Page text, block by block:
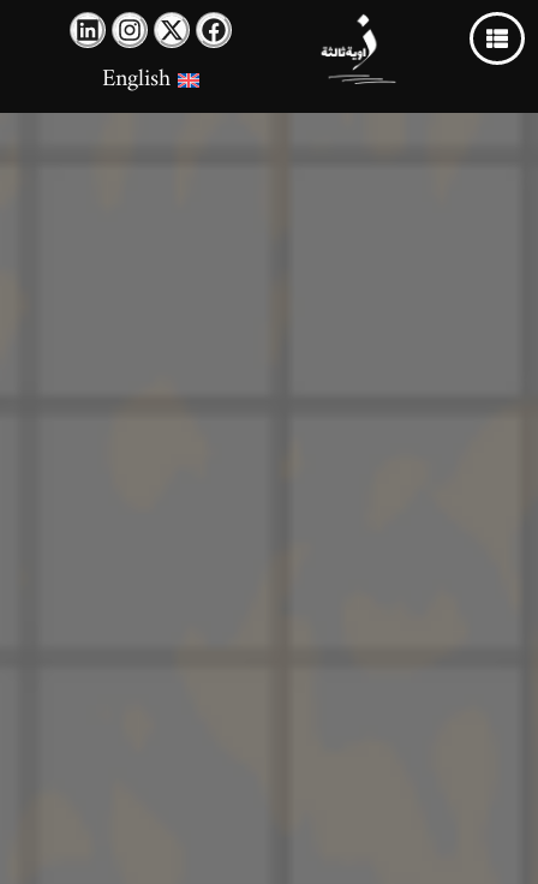
English